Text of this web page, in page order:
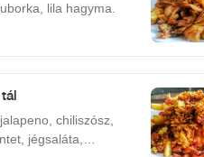
lila hagyma.
chiliszósz,
jégsaláta,